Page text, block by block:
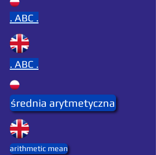
. ABC .
. ABC .
średnia arytmetyczna
arithmetic mean